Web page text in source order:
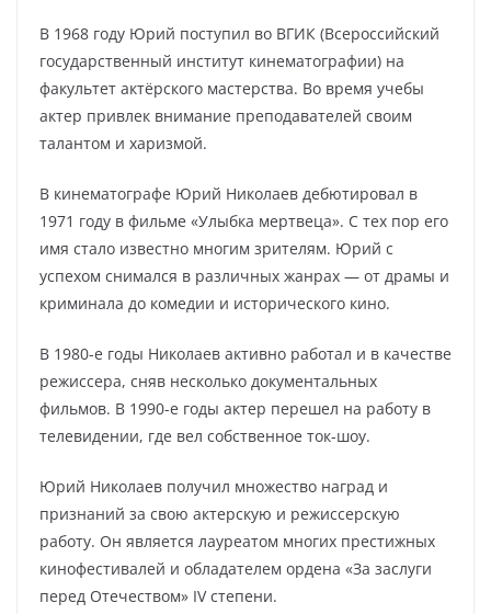
В 1968 году Юрий поступил во ВГИК (Всероссийский
государственный институт кинематографии) на
факультет актёрского мастерства. Во время учебы
актер привлек внимание преподавателей своим
талантом и харизмой.
В кинематографе Юрий Николаев дебютировал в
1971 году в фильме «Улыбка мертвеца». С тех пор его
имя стало известно многим зрителям. Юрий с
успехом снимался в различных жанрах — от драмы и
криминала до комедии и исторического кино.
В 1980-е годы Николаев активно работал и в качестве
режиссера, сняв несколько документальных
фильмов. В 1990-е годы актер перешел на работу в
телевидении, где вел собственное ток-шоу.
Юрий Николаев получил множество наград и
признаний за свою актерскую и режиссерскую
работу. Он является лауреатом многих престижных
кинофестивалей и обладателем ордена «За заслуги
перед Отечеством» IV степени.